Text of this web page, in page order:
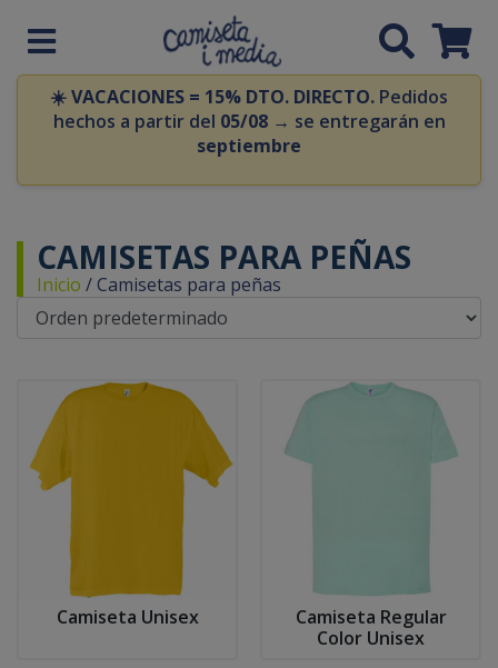
☀️VACACIONES = 15% DTO. DIRECTO. Pedidos
hechos a partir del 05/08→ se entregarán en
septiembre
CAMISETAS PARA PEÑAS
Inicio /Camisetas para peñas
Camiseta Unisex
Camiseta Regular
Color Unisex